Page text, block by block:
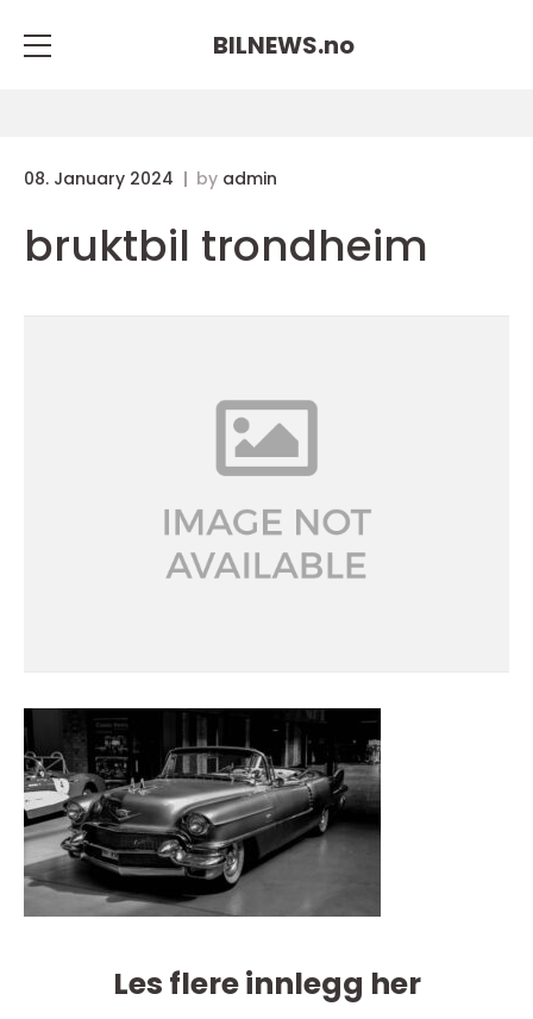
BILNEWS.no
08. January 2024 by admin
bruktbil trondheim
Les flere innlegg her